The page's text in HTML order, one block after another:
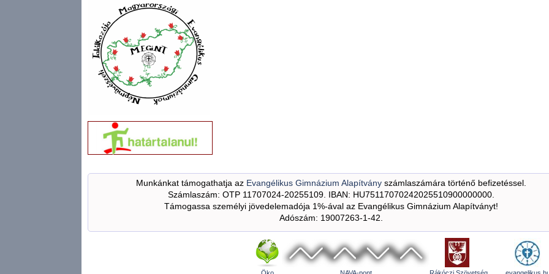
Munkánkat támogathatja az Evangélikus Gimnázium Alapítványszámlaszámára történő befizetéssel.
Számlaszám: OTP 11707024-20255109. IBAN: HU75117070242025510900000000.
Támogassa személyi jövedelemadója 1%-ával az Evangélikus Gimnázium Alapítványt!
Adószám: 19007263-1-42.